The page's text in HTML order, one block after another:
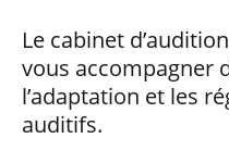
Le cabinet
vous accompagner
l’adaptation et les
auditifs.